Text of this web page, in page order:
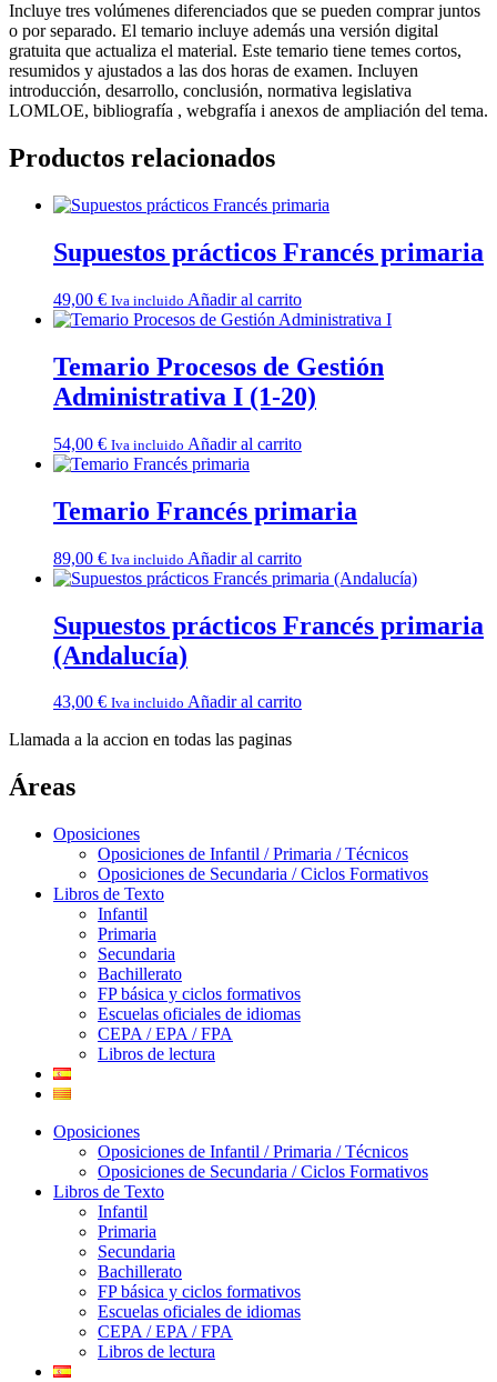
Incluye tres volúmenes diferenciados que se pueden comprar juntos
o por separado. El temario incluye además una versión digital
gratuita que actualiza el material. Este temario tiene temes cortos,
resumidos y ajustados a las dos horas de examen. Incluyen
introducción, desarrollo, conclusión, normativa legislativa
LOMLOE, bibliografía , webgrafía i anexos de ampliación del tema.
Productos relacionados
Supuestos prácticos Francés primaria
49,00 € Iva incluido Añadir al carrito
Temario Procesos de Gestión
Administrativa I (1-20)
54,00 € Iva incluido Añadir al carrito
Temario Francés primaria
89,00 € Iva incluido Añadir al carrito
Supuestos prácticos Francés primaria
(Andalucía)
43,00 € Iva incluido Añadir al carrito
Llamada a la accion en todas las paginas
Áreas
Oposiciones
Oposiciones de Infantil / Primaria / Técnicos
Oposiciones de Secundaria / Ciclos Formativos
Libros de Texto
Infantil
Primaria
Secundaria
Bachillerato
FP básica y ciclos formativos
Escuelas oficiales de idiomas
CEPA / EPA / FPA
Libros de lectura
Oposiciones
Oposiciones de Infantil / Primaria / Técnicos
Oposiciones de Secundaria / Ciclos Formativos
Libros de Texto
Infantil
Primaria
Secundaria
Bachillerato
FP básica y ciclos formativos
Escuelas oficiales de idiomas
CEPA / EPA / FPA
Libros de lectura